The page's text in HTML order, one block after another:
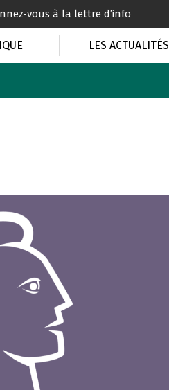
vous à la lettre d’info
LES ACTUALITÉS